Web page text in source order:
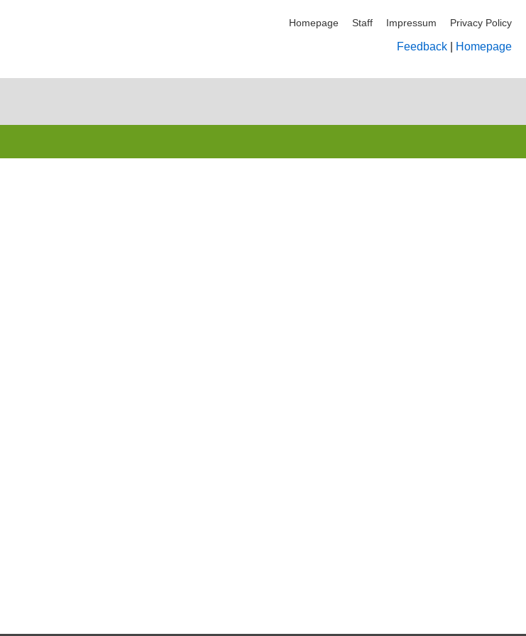
Homepage Staff Impressum Privacy Policy
Feedback Homepage